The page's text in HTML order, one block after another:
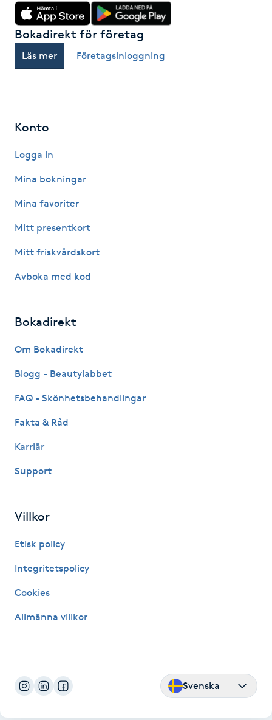
Huduppstramning
Hudvård
Hårborttagning
Hårförlängning
Hälsa
Hälsprickor
Idrottsmassage
IPL hårborttagning
Japansk massage
Bokadirekt för företag
Läs mer Företagsinloggning
Konto
Logga in
Mina bokningar
Mina favoriter
Mitt presentkort
Mitt friskvårdskort
Avboka med kod
Bokadirekt
Om Bokadirekt
Blogg - Beautylabbet
FAQ - Skönhetsbehandlingar
Fakta & Råd
Karriär
Support
Villkor
Etisk policy
Integritetspolicy
Cookies
Allmänna villkor
Svenska